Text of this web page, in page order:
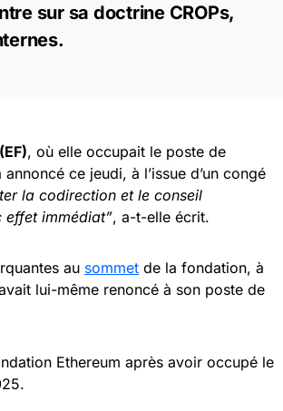
sur sa doctrine CROPs,
, où elle occupait le poste de
ce jeudi, à l’issue d’un congé
la codirection et le conseil
effet immédiat”, a-t-elle écrit.
au sommet de la fondation, à
lui-même renoncé à son poste de
Ethereum après avoir occupé le